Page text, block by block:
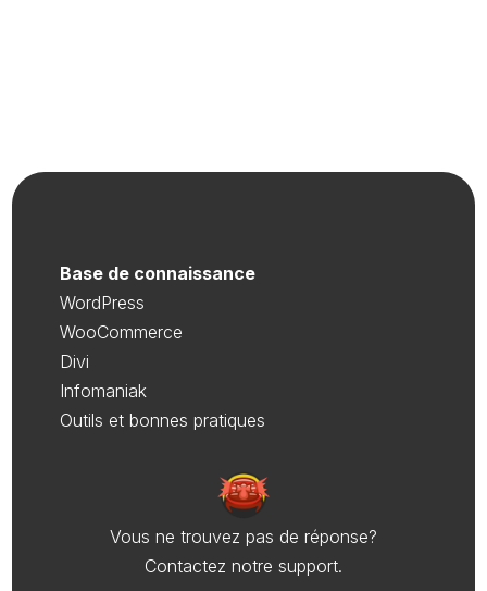
Base de connaissance
WordPress
WooCommerce
Divi
Infomaniak
Outils et bonnes pratiques
Vous ne trouvez pas de réponse?
Contactez notre support.